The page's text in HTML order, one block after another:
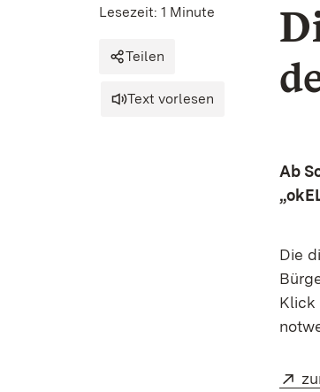
Lesezeit: 1 Minute
Teilen
Text vorlesen
Ab
Die
Klick